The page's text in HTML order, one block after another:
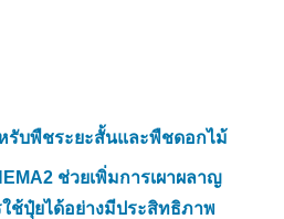
รับพืชระยะสั้นและพืชดอกไม้
ช่วยเพิ่มการเผาผลาญ
ช้ปุ๋ยได้อย่างมีประสิทธิภาพ